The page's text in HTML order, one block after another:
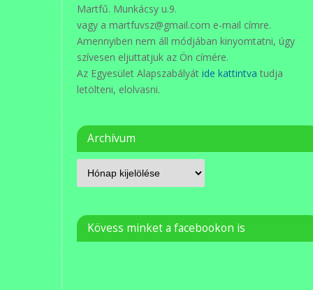
Martfű. Munkácsy u.9.
vagy a martfuvsz@gmail.com e-mail címre.
Amennyiben nem áll módjában kinyomtatni, úgy
szívesen eljuttatjuk az Ön címére.
Az Egyesület Alapszabályát ide kattintva tudja
letölteni, elolvasni.
Archívum
Kövess minket a facebookon is